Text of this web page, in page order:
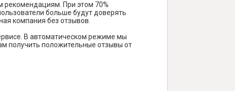
рекомендациям. При этом 70%
больше будут доверять
компания без отзывов.
В автоматическом режиме мы
получить положительные отзывы от